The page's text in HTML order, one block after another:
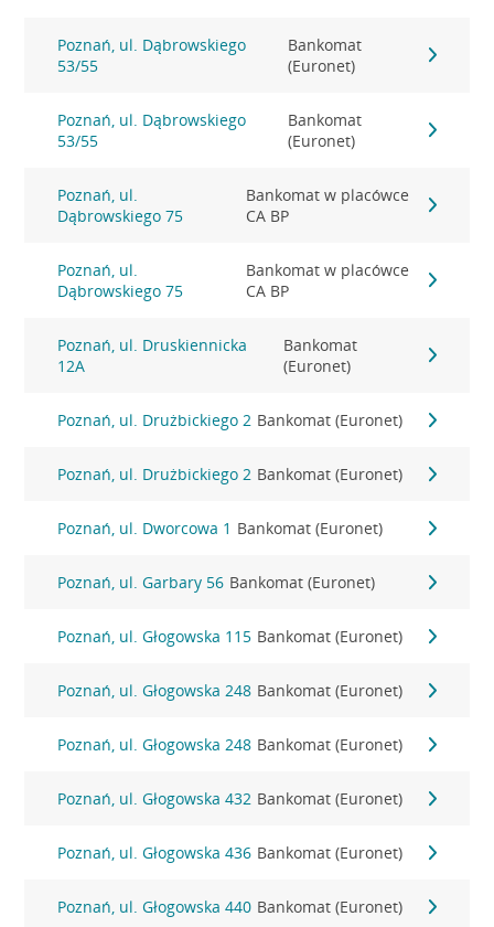
Poznań, ul. Dąbrowskiego
53/55
Bankomat
(Euronet)
Poznań, ul. Dąbrowskiego
53/55
Bankomat
(Euronet)
Poznań, ul.
Dąbrowskiego 75
Bankomat w placówce
CA BP
Poznań, ul.
Dąbrowskiego 75
Bankomat w placówce
CA BP
Poznań, ul. Druskiennicka
12A
Bankomat
(Euronet)
Poznań, ul. Drużbickiego 2 Bankomat (Euronet)
Poznań, ul. Drużbickiego 2 Bankomat (Euronet)
Poznań, ul. Dworcowa 1 Bankomat (Euronet)
Poznań, ul. Garbary 56 Bankomat (Euronet)
Poznań, ul. Głogowska 115 Bankomat (Euronet)
Poznań, ul. Głogowska 248 Bankomat (Euronet)
Poznań, ul. Głogowska 248 Bankomat (Euronet)
Poznań, ul. Głogowska 432 Bankomat (Euronet)
Poznań, ul. Głogowska 436 Bankomat (Euronet)
Poznań, ul. Głogowska 440 Bankomat (Euronet)